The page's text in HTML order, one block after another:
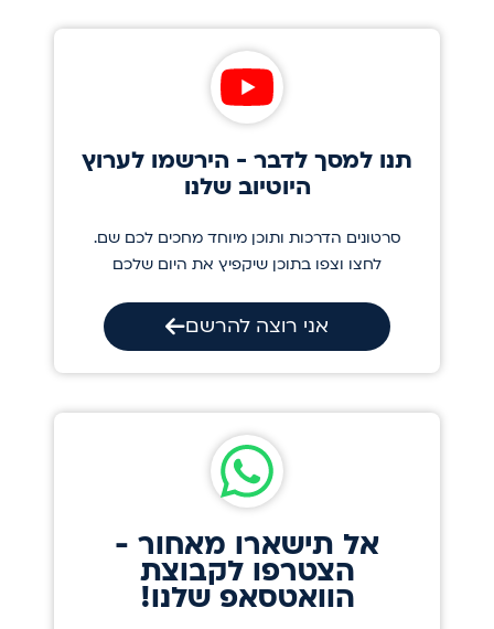
תנו למסך לדבר - הירשמו לערוץ
היוטיוב שלנו
סרטונים הדרכות ותוכן מיוחד מחכים לכם שם.
לחצו וצפו בתוכן שיקפיץ את היום שלכם
אני רוצה להרשם
אל תישארו מאחור -
הצטרפו לקבוצת
הוואטסאפ שלנו!